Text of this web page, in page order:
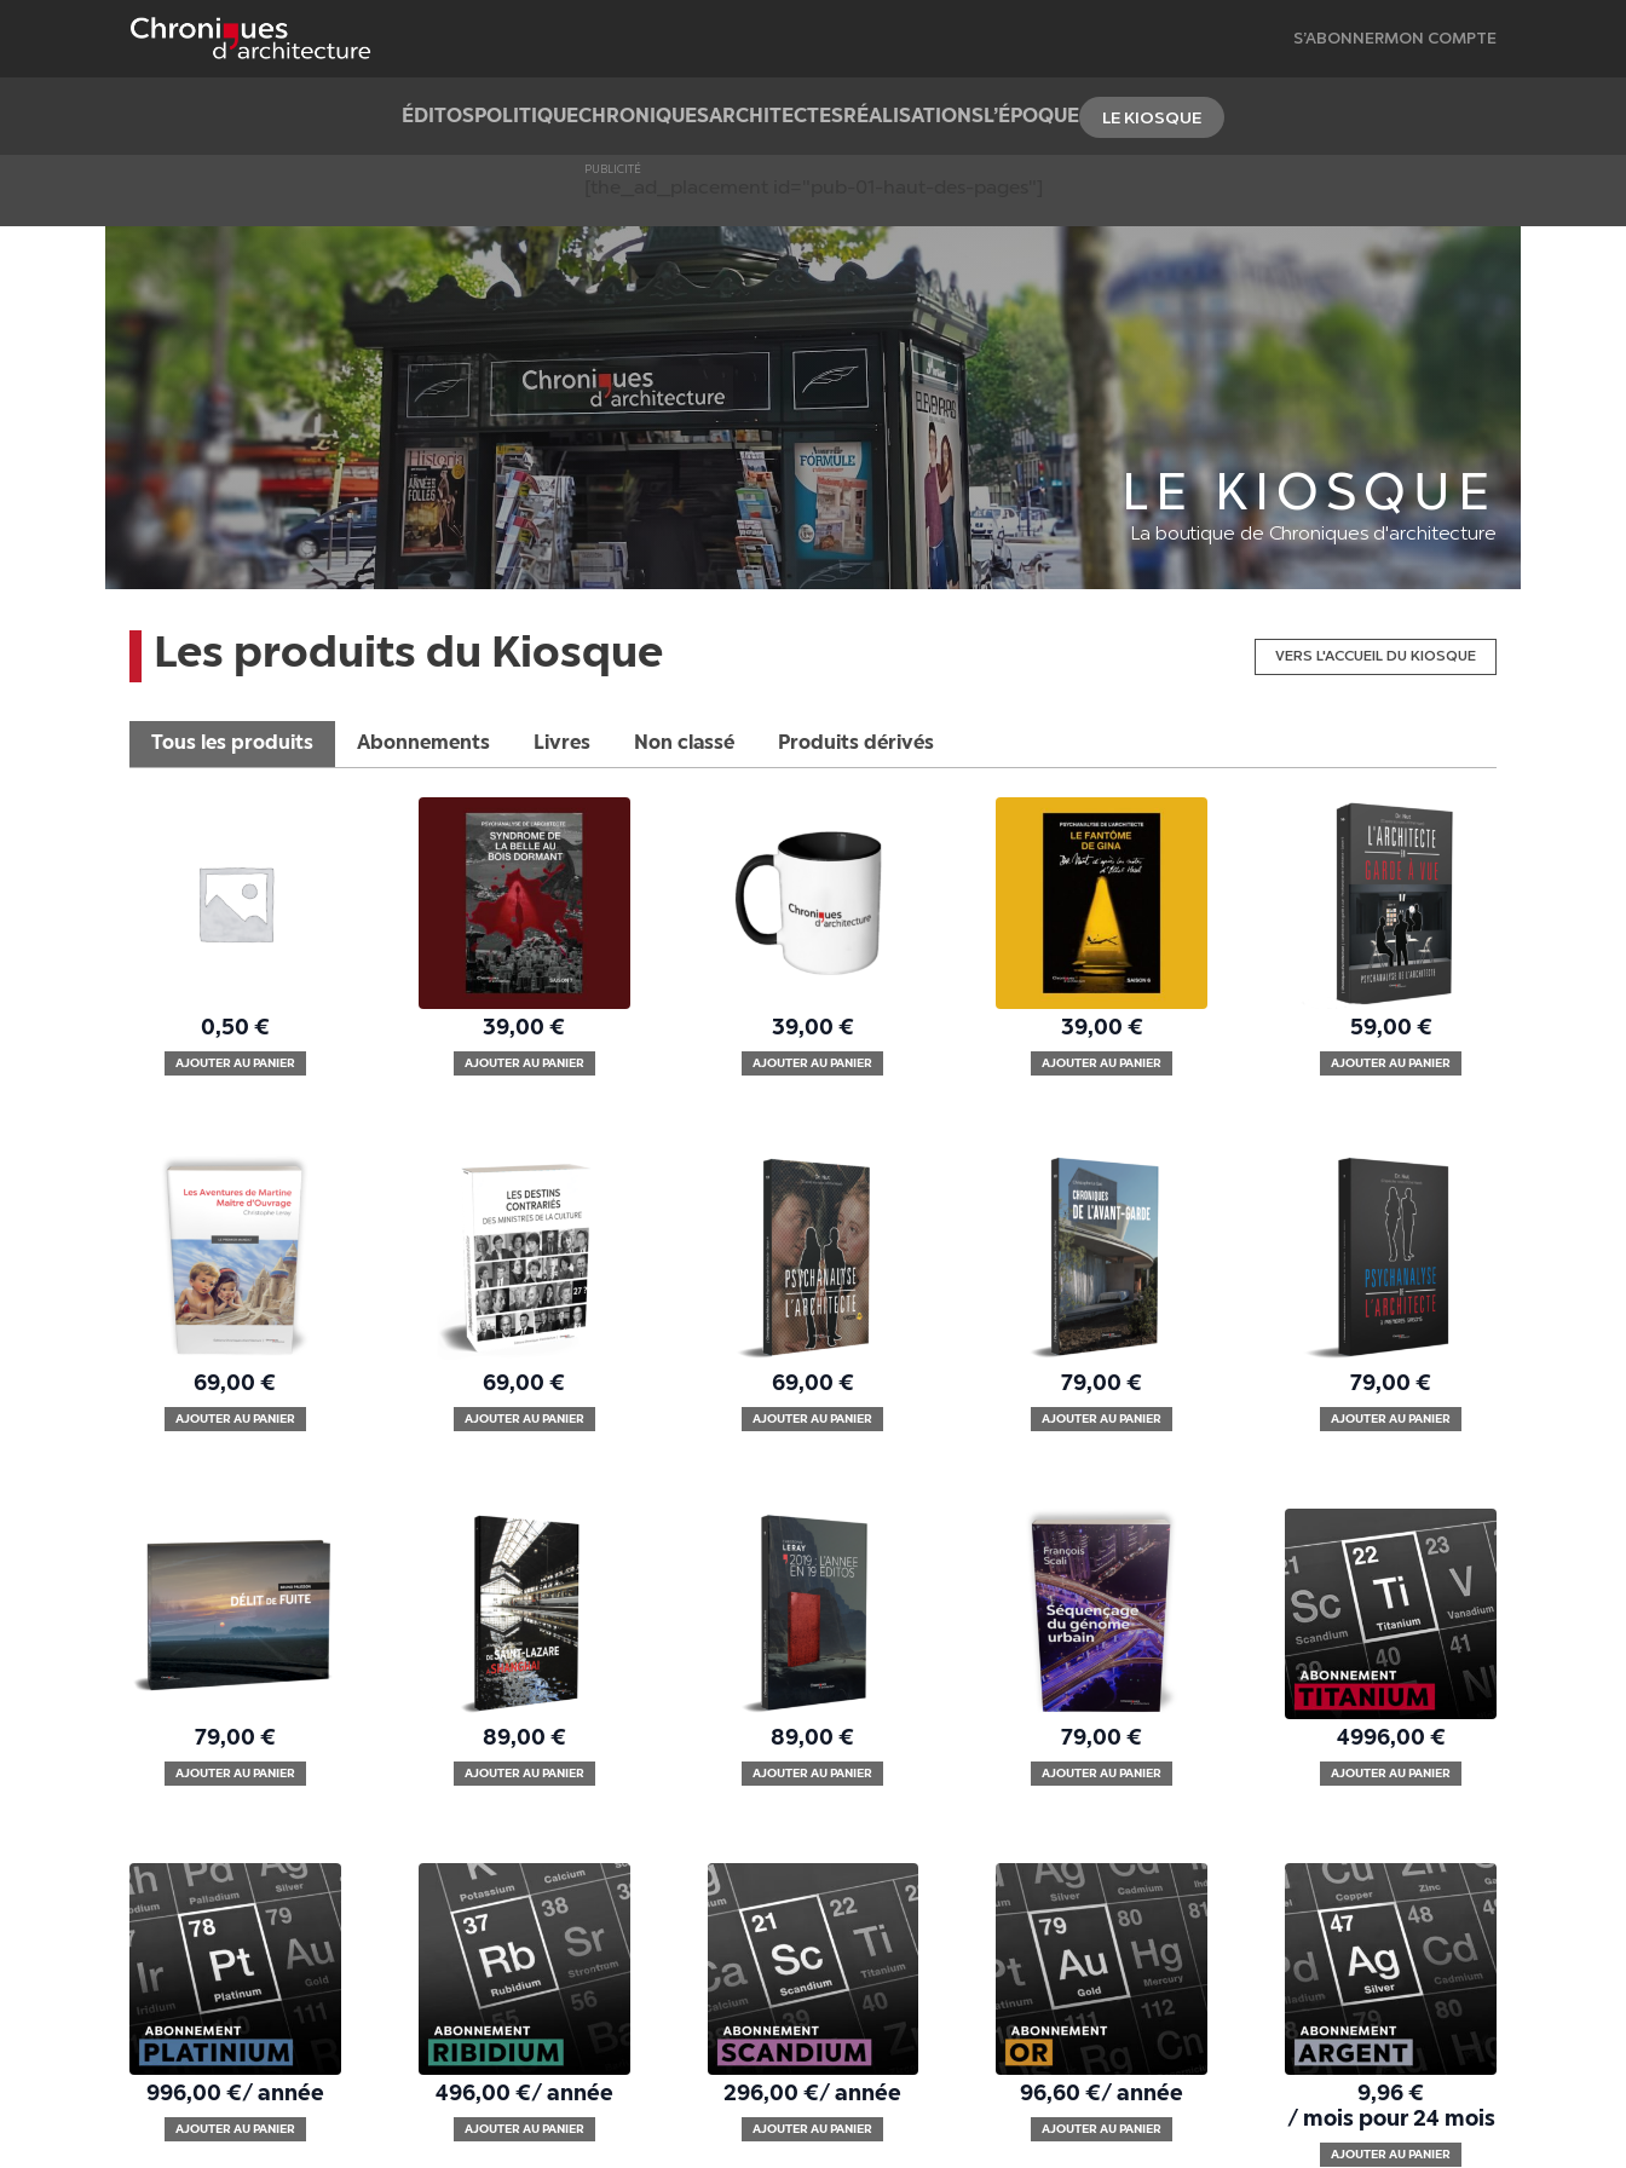
S’ABONNERMON COMPTE
ÉDITOSPOLITIQUECHRONIQUESARCHITECTESRÉALISATIONSL’ÉPOQUE LE KIOSQUE
PUBLICITÉ
LE KIOSQUE
La boutique de Chroniques d'architecture
Les produits du Kiosque VERS L'ACCUEIL DU KIOSQUE
Tous les produits Abonnements Livres Non classé Produits dérivés
0,50 €
AJOUTER AU PANIER
39,00€
AJOUTER AU PANIER
39,00 €
AJOUTER AU PANIER
39,00 €
AJOUTER AU PANIER
59,00 €
AJOUTER AU PANIER
69,00€
AJOUTER AU PANIER
69,00€
AJOUTER AU PANIER
69,00 €
AJOUTER AU PANIER
79,00€
AJOUTER AU PANIER
79,00€
AJOUTER AU PANIER
79,00 €
AJOUTER AU PANIER
89,00 €
AJOUTER AU PANIER
89,00€
AJOUTER AU PANIER
79,00€
AJOUTER AU PANIER
4996,00 €
AJOUTER AU PANIER
996,00 €/ année
AJOUTER AU PANIER
496,00 €/ année
AJOUTER AU PANIER
296,00€/ année
AJOUTER AU PANIER
96,60€/ année
AJOUTER AU PANIER
9,96€
/ mois pour 24 mois
AJOUTER AU PANIER